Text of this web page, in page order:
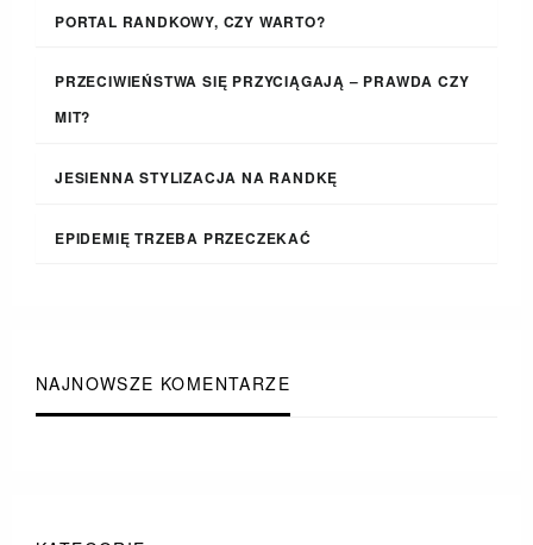
PORTAL RANDKOWY, CZY WARTO?
PRZECIWIEŃSTWA SIĘ PRZYCIĄGAJĄ – PRAWDA CZY
MIT?
JESIENNA STYLIZACJA NA RANDKĘ
EPIDEMIĘ TRZEBA PRZECZEKAĆ
NAJNOWSZE KOMENTARZE